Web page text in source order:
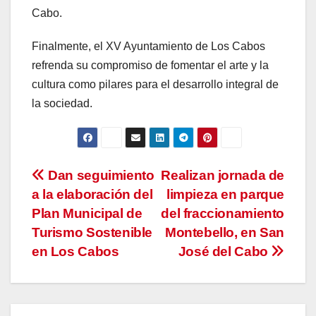
Cabo.
Finalmente, el XV Ayuntamiento de Los Cabos
refrenda su compromiso de fomentar el arte y la
cultura como pilares para el desarrollo integral de
la sociedad.
Navegación
de
entradas
Realizan jornada de
limpieza en parque
del fraccionamiento
Montebello, en San
José del Cabo
Dan seguimiento
a la elaboración del
Plan Municipal de
Turismo Sostenible
en Los Cabos